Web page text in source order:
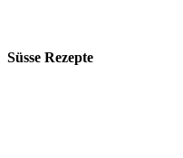
Süsse Rezepte